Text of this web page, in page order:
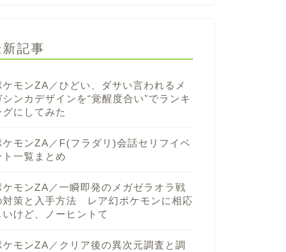
記事
ケモンZA／ひどい、ダサい言われるメ
シンカデザインを“覚醒度合い”でランキ
グにしてみた
ケモンZA／F(フラダリ)会話セリフイベ
ト一覧まとめ
ケモンZA／一瞬即発のメガゼラオラ戦
対策と入手方法 レア幻ポケモンに相応
いけど、ノーヒントて
ケモンZA／クリア後の異次元調査と調